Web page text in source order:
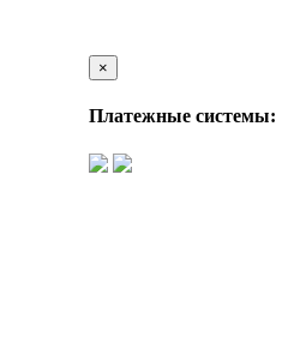
×
Платежные системы: